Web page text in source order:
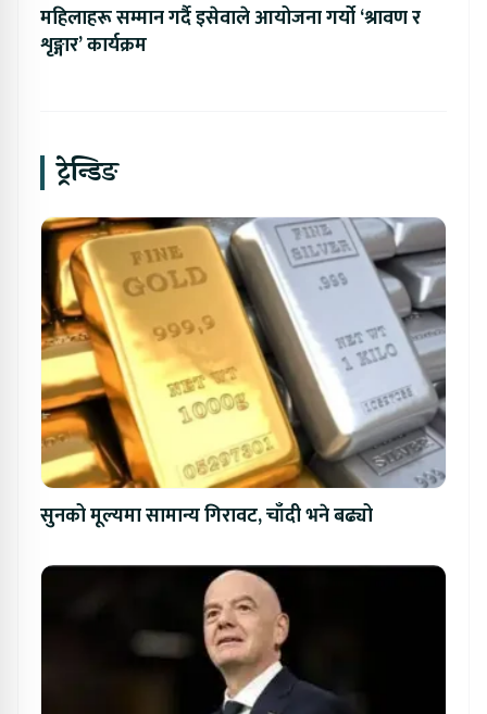
महिलाहरू सम्मान गर्दै इसेवाले आयोजना गर्यो ‘श्रावण र
शृङ्गार’ कार्यक्रम
ट्रेन्डिङ
सुनको मूल्यमा सामान्य गिरावट, चाँदी भने बढ्यो